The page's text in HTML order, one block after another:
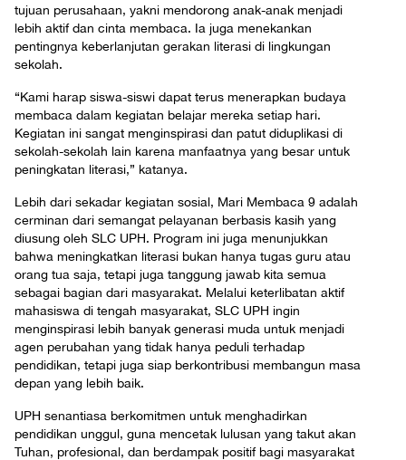
tujuan perusahaan, yakni mendorong anak-anak menjadi
lebih aktif dan cinta membaca. Ia juga menekankan
pentingnya keberlanjutan gerakan literasi di lingkungan
sekolah.
“Kami harap siswa-siswi dapat terus menerapkan budaya
membaca dalam kegiatan belajar mereka setiap hari.
Kegiatan ini sangat menginspirasi dan patut diduplikasi di
sekolah-sekolah lain karena manfaatnya yang besar untuk
peningkatan literasi,” katanya.
Lebih dari sekadar kegiatan sosial, Mari Membaca 9 adalah
cerminan dari semangat pelayanan berbasis kasih yang
diusung oleh SLC UPH. Program ini juga menunjukkan
bahwa meningkatkan literasi bukan hanya tugas guru atau
orang tua saja, tetapi juga tanggung jawab kita semua
sebagai bagian dari masyarakat. Melalui keterlibatan aktif
mahasiswa di tengah masyarakat, SLC UPH ingin
menginspirasi lebih banyak generasi muda untuk menjadi
agen perubahan yang tidak hanya peduli terhadap
pendidikan, tetapi juga siap berkontribusi membangun masa
depan yang lebih baik.
UPH senantiasa berkomitmen untuk menghadirkan
pendidikan unggul, guna mencetak lulusan yang takut akan
Tuhan, profesional, dan berdampak positif bagi masyarakat